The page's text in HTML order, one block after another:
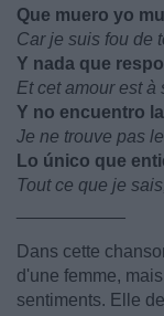
Que muero yo
Car je suis fou de
Y nada que
Et cet amour est à
Y no encuentro
Je ne trouve pas
Lo único que
Tout ce que je
Dans cette
d'une femme,
sentiments. Elle